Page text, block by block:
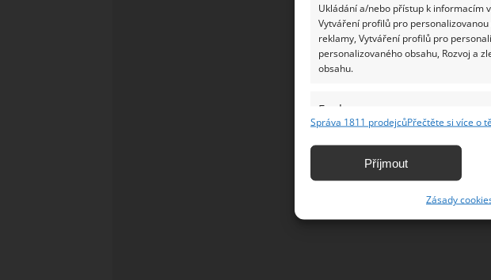
Ukládání a/nebo přístup k informacím
Vytváření profilů pro
reklamy, Vytváření profilů pro
personalizovaného obsahu, Rozvoj a
obsahu.
Funkce
Identifikace zařízení na základě
základě aktivně vyžádaných
Správa 1811 prodejcůPřečtěte si více o
Příjmout
Zásady